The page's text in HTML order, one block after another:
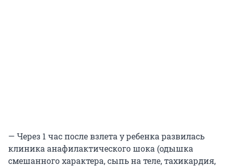
— Через 1 час после взлета у ребенка развилась
клиника анафилактического шока (одышка
смешанного характера, сыпь на теле, тахикардия,